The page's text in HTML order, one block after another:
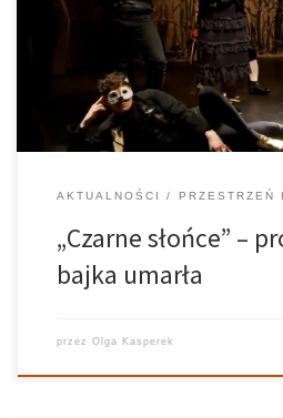
zerwać z tymi stereotypami. Zaprosil
spektakl pt. Czarne słońce. Proszę
bajki. Uroczystość […]
AKTUALNOŚCI PRZESTRZEŃ
„Czarne słońce” –
bajka umarła
przez Olga Kasperek